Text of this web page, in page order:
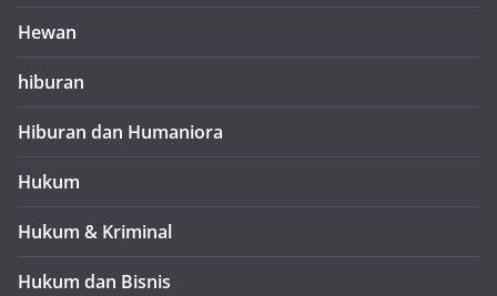
Hewan
hiburan
Hiburan dan Humaniora
Hukum
Hukum & Kriminal
Hukum dan Bisnis